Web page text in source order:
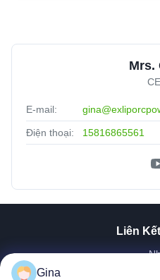
Mrs.
E-mail:
Điện thoại: 15816865561
Liên
Gina